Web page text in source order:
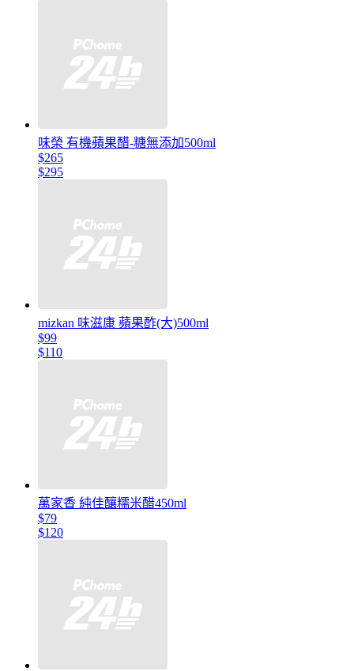
味榮 有機蘋果醋-糖無添加500ml
$265
$295
mizkan 味滋康 蘋果酢(大)500ml
$99
$110
萬家香 純佳釀糯米醋450ml
$79
$120